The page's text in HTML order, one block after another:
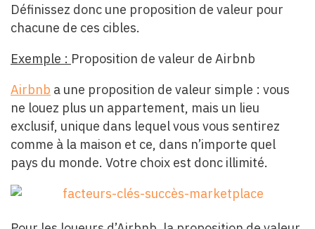
Définissez donc une proposition de valeur pour
chacune de ces cibles.
Exemple : Proposition de valeur de Airbnb
Airbnb a une proposition de valeur simple : vous
ne louez plus un appartement, mais un lieu
exclusif, unique dans lequel vous vous sentirez
comme à la maison et ce, dans n’importe quel
pays du monde. Votre choix est donc illimité.